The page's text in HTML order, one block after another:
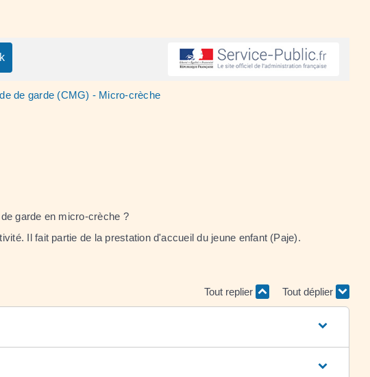
de garde (CMG) - Micro-crèche
garde en micro-crèche ?
Il fait partie de la prestation d'accueil du jeune enfant (Paje).
Tout replier Tout déplier